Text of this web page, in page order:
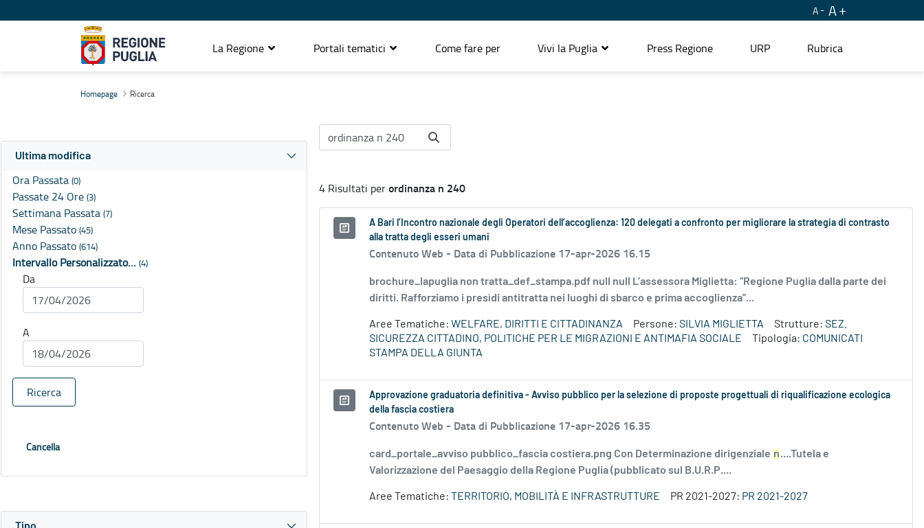
A A
La Regione Portali tematici Come fare per Vivi la Puglia Press Regione URP Rubrica
Homepage Ricerca
Ultima modifica
Ora Passata (0)
Passate 24 Ore (3)
Settimana Passata (7)
Mese Passato (45)
Anno Passato (614)
Intervallo Personalizzato… (4)
Da
A
Ricerca
Cancella
4 Risultati perordinanza n 240
A Bari l’Incontro nazionale degli Operatori dell’accoglienza: 120 delegati a confronto per migliorare la strategia di contrasto
alla tratta degli esseri umani
Contenuto Web - Data di Pubblicazione 17-apr-2026 16.15
brochure_lapuglia non tratta_def_stampa.pdf null null L’assessora Miglietta: “Regione Puglia dalla parte dei
diritti. Rafforziamo i presìdi antitratta nei luoghi di sbarco e prima accoglienza”...
Aree Tematiche: WELFARE, DIRITTI E CITTADINANZA Persone: SILVIA MIGLIETTA Strutture: SEZ.
SICUREZZA CITTADINO, POLITICHE PER LE MIGRAZIONI E ANTIMAFIA SOCIALE
Tipologia: COMUNICATI
STAMPA DELLA GIUNTA
Approvazione graduatoria definitiva - Avviso pubblico per la selezione di proposte progettuali di riqualificazione ecologica
della fascia costiera
Contenuto Web - Data di Pubblicazione 17-apr-2026 16.35
card_portale_avviso pubblico_fascia costiera.png Con Determinazione dirigenziale n....Tutela e
Valorizzazione del Paesaggio della Regione Puglia (pubblicato sul B.U.R.P....
Aree Tematiche: TERRITORIO, MOBILITÀ E INFRASTRUTTURE PR 2021-2027: PR 2021-2027